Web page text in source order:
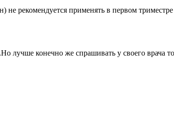
не рекомендуется применять в первом триместре
лучше конечно же спрашивать у своего врача